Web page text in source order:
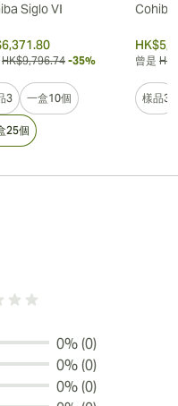
Siglo VI
HK$9,796.74 -35%
3 一盒10個
25個
Cohiba
曾是
樣品3
0% (0)
0% (0)
0% (0)